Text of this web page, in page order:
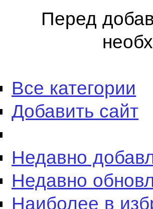
Перед
Все категории
Добавить сайт
Недавно
Недавно
Наиболее в